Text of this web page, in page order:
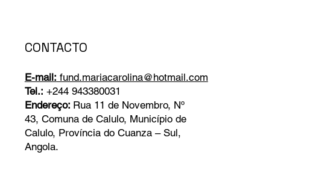
CONTACTO
E-mail: fund.mariacarolina@hotmail.com
Tel.: +244 943380031
Endereço: Rua 11 de Novembro, Nº
43, Comuna de Calulo, Município de
Calulo, Província do Cuanza – Sul,
Angola.